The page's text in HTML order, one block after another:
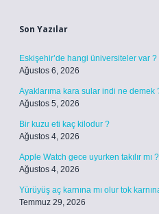
Son Yazılar
Eskişehir’de hangi üniversiteler var ?
Ağustos 6, 2026
Ayaklarıma kara sular indi ne demek
Ağustos 5, 2026
Bir kuzu eti kaç kilodur ?
Ağustos 4, 2026
Apple Watch gece uyurken takılır mı ?
Ağustos 4, 2026
Yürüyüş aç karnına mı olur tok
Temmuz 29, 2026